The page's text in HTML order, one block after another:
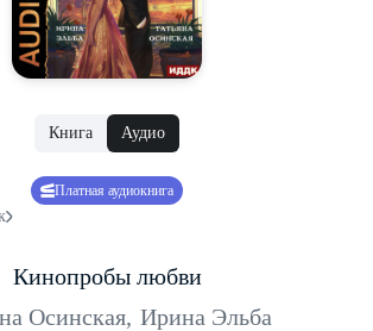
Книга Аудио
Платная аудиокнига
Кинопробы любви
Осинская, Ирина Эльба